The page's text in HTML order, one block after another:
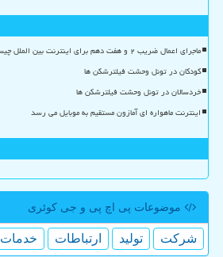
ماجرای اعمال ضریب ۲ و هفت دهم برای اینترنت بین الملل چیست؟
کودکان در تونل وحشت فیلترشکن ها
خردسالان در تونل وحشت فیلترشکن ها
اینترنت ماهواره ای آمازون مستقیم به موبایل می رسد
موضوعات پی اچ پی و جی كوئری
شركت تولید ارتباطات خدمات